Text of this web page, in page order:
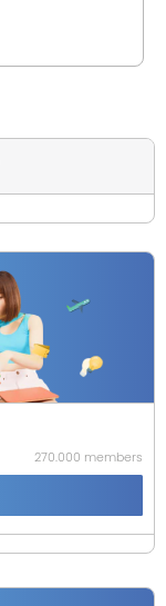
270.000 members